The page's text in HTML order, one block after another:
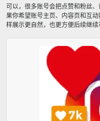
可以，很多账号会把点赞和粉丝
果你希望账号主页、内容页和互
样展示更自然，也更方便后续继续